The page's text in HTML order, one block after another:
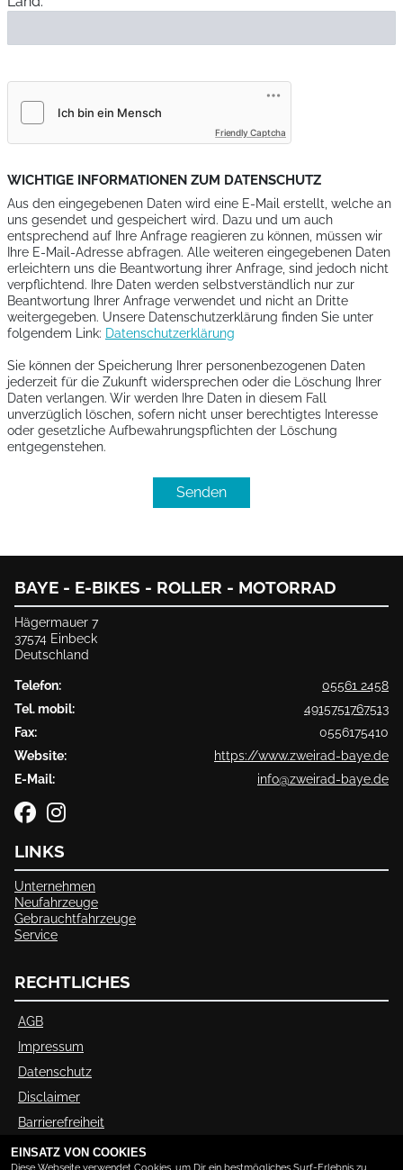
Friendly Captcha
WICHTIGE INFORMATIONEN ZUM DATENSCHUTZ
Aus den eingegebenen Daten wird eine E-Mail erstellt, welche an
uns gesendet und gespeichert wird. Dazu und um auch
entsprechend auf Ihre Anfrage reagieren zu können, müssen wir
Ihre E-Mail-Adresse abfragen. Alle weiteren eingegebenen Daten
erleichtern uns die Beantwortung ihrer Anfrage, sind jedoch nicht
verpflichtend. Ihre Daten werden selbstverständlich nur zur
Beantwortung Ihrer Anfrage verwendet und nicht an Dritte
weitergegeben. Unsere Datenschutzerklärung finden Sie unter
folgendem Link: Datenschutzerklärung
Sie können der Speicherung Ihrer personenbezogenen Daten
jederzeit für die Zukunft widersprechen oder die Löschung Ihrer
Daten verlangen. Wir werden Ihre Daten in diesem Fall
unverzüglich löschen, sofern nicht unser berechtigtes Interesse
oder gesetzliche Aufbewahrungspflichten der Löschung
entgegenstehen.
Senden
BAYE - E-BIKES - ROLLER - MOTORRAD
Hägermauer 7
37574 Einbeck
Deutschland
Telefon:
05561 2458
Tel. mobil:
4915751767513
Fax:
0556175410
Website:
https://www.zweirad-baye.de
E-Mail:
info@zweirad-baye.de
LINKS
Unternehmen
Neufahrzeuge
Gebrauchtfahrzeuge
Service
RECHTLICHES
AGB
Impressum
Datenschutz
Disclaimer
Barrierefreiheit
EINSATZ VON COOKIES